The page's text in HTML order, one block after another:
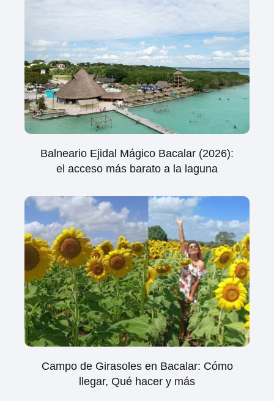
Balneario Ejidal Mágico Bacalar (2026):
el acceso más barato a la laguna
Campo de Girasoles en Bacalar: Cómo
llegar, Qué hacer y más